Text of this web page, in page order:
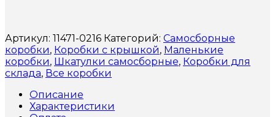
Артикул: 11471-0216 Категорий: Самосборные
коробки, Коробки с крышкой, Маленькие
коробки, Шкатулки самосборные, Коробки для
склада, Все коробки
Описание
Характеристики